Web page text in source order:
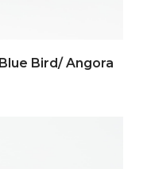
Bird/ Angora